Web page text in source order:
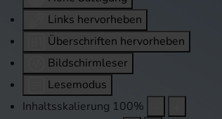
Links hervorheben
Überschriften hervorheben
Bildschirmleser
Lesemodus
Inhaltsskalierung 100%